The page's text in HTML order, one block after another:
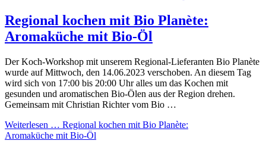
Regional kochen mit Bio Planète:
Aromaküche mit Bio-Öl
Der Koch-Workshop mit unserem Regional-Lieferanten Bio Planète
wurde auf Mittwoch, den 14.06.2023 verschoben. An diesem Tag
wird sich von 17:00 bis 20:00 Uhr alles um das Kochen mit
gesunden und aromatischen Bio-Ölen aus der Region drehen.
Gemeinsam mit Christian Richter vom Bio …
Weiterlesen … Regional kochen mit Bio Planète:
Aromaküche mit Bio-Öl